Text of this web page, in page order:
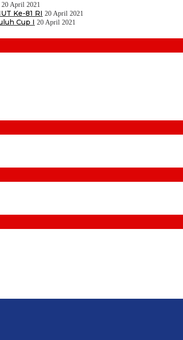
20 April 2021
Ke-81 RI 20 April 2021
Cup I 20 April 2021